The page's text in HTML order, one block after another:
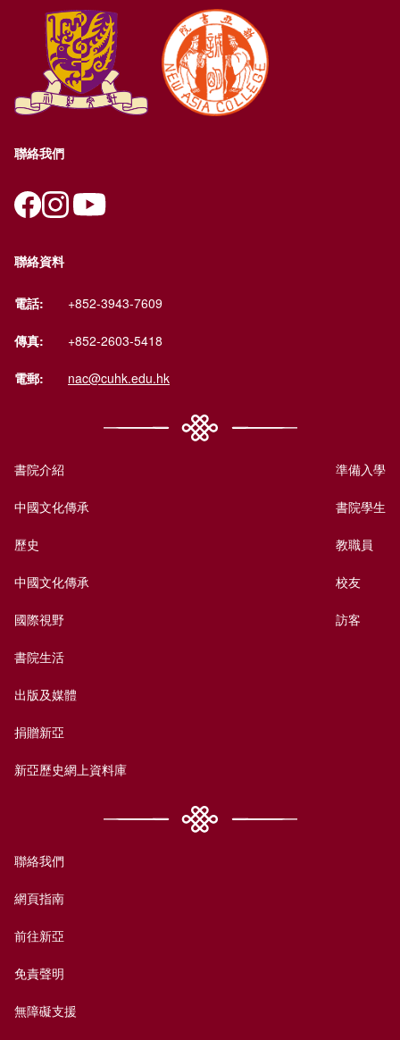
聯絡我們
聯絡資料
電話: +852-3943-7609
傳真: +852-2603-5418
電郵: nac@cuhk.edu.hk
書院介紹
中國文化傳承
歷史
中國文化傳承
國際視野
書院生活
出版及媒體
捐贈新亞
新亞歷史網上資料庫
準備入學
書院學生
教職員
校友
訪客
聯絡我們
網頁指南
前往新亞
免責聲明
無障礙支援